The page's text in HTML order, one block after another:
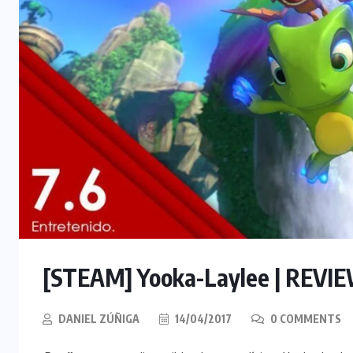
[STEAM] Yooka-Laylee |
DANIEL ZÚÑIGA 14/04/2017 0 COMMENTS